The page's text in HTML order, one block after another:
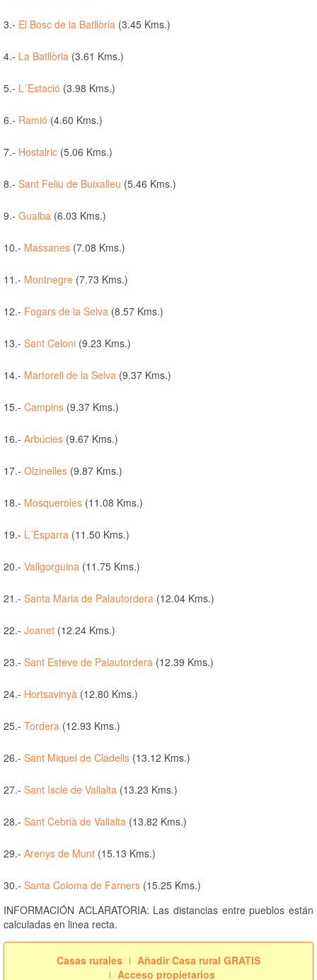
3.- El Bosc de la Batllòria (3.45 Kms.)
4.- La Batllòria (3.61 Kms.)
5.- L´Estació (3.98 Kms.)
6.- Ramió (4.60 Kms.)
7.- Hostalric (5.06 Kms.)
8.- Sant Feliu de Buixalleu (5.46 Kms.)
9.- Gualba (6.03 Kms.)
10.- Massanes (7.08 Kms.)
11.- Montnegre (7.73 Kms.)
12.- Fogars de la Selva (8.57 Kms.)
13.- Sant Celoni (9.23 Kms.)
14.- Martorell de la Selva (9.37 Kms.)
15.- Campins (9.37 Kms.)
16.- Arbúcies (9.67 Kms.)
17.- Olzinelles (9.87 Kms.)
18.- Mosqueroles (11.08 Kms.)
19.- L´Esparra (11.50 Kms.)
20.- Vallgorguina (11.75 Kms.)
21.- Santa Maria de Palautordera (12.04 Kms.)
22.- Joanet (12.24 Kms.)
23.- Sant Esteve de Palautordera (12.39 Kms.)
24.- Hortsavinyà (12.80 Kms.)
25.- Tordera (12.93 Kms.)
26.- Sant Miquel de Cladells (13.12 Kms.)
27.- Sant Iscle de Vallalta (13.23 Kms.)
28.- Sant Cebrià de Vallalta (13.82 Kms.)
29.- Arenys de Munt (15.13 Kms.)
30.- Santa Coloma de Farners (15.25 Kms.)
INFORMACIÓN ACLARATORIA: Las distancias entre pueblos están
calculadas en linea recta.
Casas rurales
Añadir Casa rural GRATIS
Acceso propietarios